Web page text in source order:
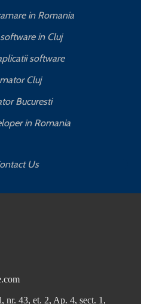
in Romania
in Cluj
software
Cluj
Bucuresti
in Romania
Us
43, et. 2, Ap. 4, sect. 1,